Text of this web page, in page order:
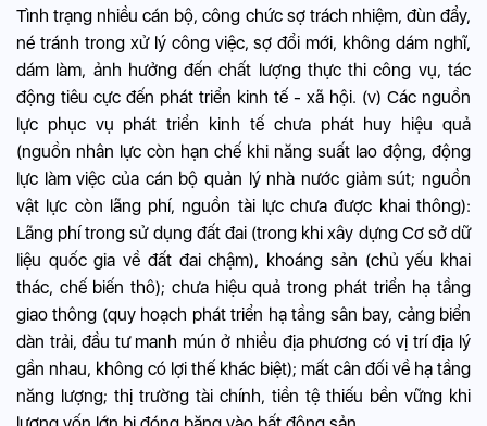
Tình trạng nhiều cán bộ, công chức sợ trách nhiệm, đùn đẩy,
né tránh trong xử lý công việc, sợ đổi mới, không dám nghĩ,
dám làm, ảnh hưởng đến chất lượng thực thi công vụ, tác
động tiêu cực đến phát triển kinh tế - xã hội. (v) Các nguồn
lực phục vụ phát triển kinh tế chưa phát huy hiệu quả
(nguồn nhân lực còn hạn chế khi năng suất lao động, động
lực làm việc của cán bộ quản lý nhà nước giảm sút; nguồn
vật lực còn lãng phí, nguồn tài lực chưa được khai thông):
Lãng phí trong sử dụng đất đai (trong khi xây dựng Cơ sở dữ
liệu quốc gia về đất đai chậm), khoáng sản (chủ yếu khai
thác, chế biến thô); chưa hiệu quả trong phát triển hạ tầng
giao thông (quy hoạch phát triển hạ tầng sân bay, cảng biển
dàn trải, đầu tư manh mún ở nhiều địa phương có vị trí địa lý
gần nhau, không có lợi thế khác biệt); mất cân đối về hạ tầng
năng lượng; thị trường tài chính, tiền tệ thiếu bền vững khi